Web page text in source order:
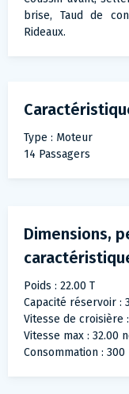
brise, Taud de
Rideaux.
Type : Moteur
14 Passagers
Dimensions, performances et
Poids : 22.00 T
Capacité réservoir :
Vitesse de croisière
Vitesse max : 32.00
Consommation :